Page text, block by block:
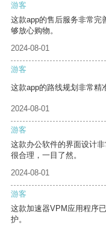
游客
这款app的售后服务非常完
够放心购物。
2024-08-01
游客
这款app的路线规划非常精
2024-08-01
游客
这款办公软件的界面设计
很合理，一目了然。
2024-08-01
游客
这款加速器VPM应用程序
护。